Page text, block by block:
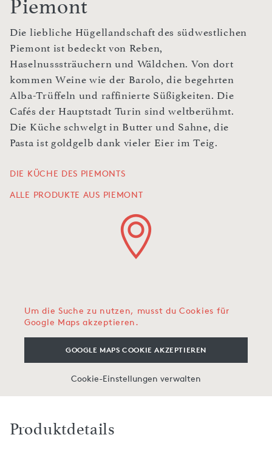
Piemont
Die liebliche Hügellandschaft des südwestlichen
Piemont ist bedeckt von Reben,
Haselnusssträuchern und Wäldchen. Von dort
kommen Weine wie der Barolo, die begehrten
Alba-Trüffeln und raffinierte Süßigkeiten. Die
Cafés der Hauptstadt Turin sind weltberühmt.
Die Küche schwelgt in Butter und Sahne, die
Pasta ist goldgelb dank vieler Eier im Teig.
DIE KÜCHE DES PIEMONTS
ALLE PRODUKTE AUS PIEMONT
Um die Suche zu nutzen, musst du Cookies für
Google Maps akzeptieren.
GOOGLE MAPS COOKIE AKZEPTIEREN
Cookie-Einstellungen verwalten
Produktdetails